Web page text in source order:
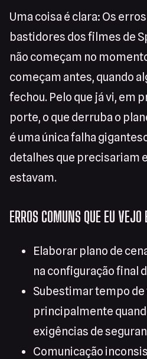
Uma coisa é clara: Os
bastidores dos filmes de
não começam no
começam antes, quando
fechou. Pelo que já vi, em
porte, o que derruba o
é uma única falha
detalhes que precisariam
estavam.
ERROS COMUNS QUE EU
Elaborar plano de
na configuração final
Subestimar tempo
principalmente
exigências de
Comunicação